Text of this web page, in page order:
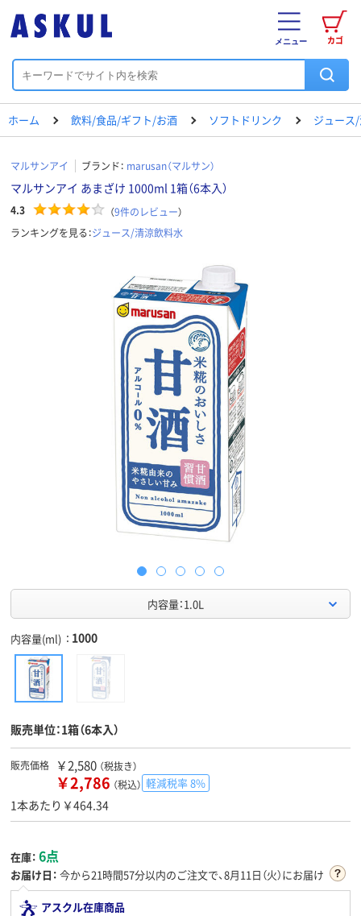
カゴ
メニュー
ホーム 飲料/食品/ギフト/お酒 ソフトドリンク ジュース
マルサンアイ ブランド： marusan（マルサン）
マルサンアイ あまざけ 1000ml 1箱（6本入）
4.3 （9件のレビュー）
ランキングを見る：ジュース/清涼飲料水
内容量：1.0L
内容量(ml) 1000
販売単位：1箱（6本入）
販売価格 ￥2,580 （税抜き）
￥2,786 （税込） 軽減税率 8%
1本あたり￥464.34
在庫： 6点
お届け日： 今から21時間57分以内のご注文で、8月11日（火）にお届け
アスクル在庫商品